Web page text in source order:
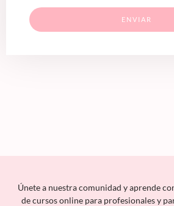
ENVIAR
Únete a nuestra comunidad y aprende
de cursos online para profesionales y